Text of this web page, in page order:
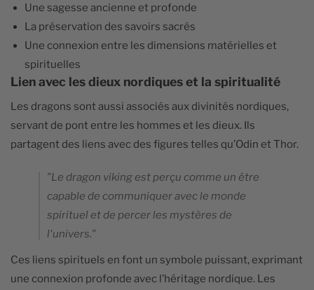
Une sagesse ancienne et profonde
La préservation des savoirs sacrés
Une connexion entre les dimensions matérielles et
spirituelles
Lien avec les dieux nordiques et la spiritualité
Les dragons sont aussi associés aux divinités nordiques,
servant de pont entre les hommes et les dieux. Ils
partagent des liens avec des figures telles qu’Odin et Thor.
"Le dragon viking est perçu comme un être
capable de communiquer avec le monde
spirituel et de percer les mystères de
l'univers."
Ces liens spirituels en font un symbole puissant, exprimant
une connexion profonde avec l’héritage nordique. Les